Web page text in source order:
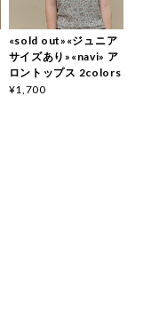
«sold out»«ジュニア
サイズあり»«navi» ア
ロントップス 2colors
¥1,700